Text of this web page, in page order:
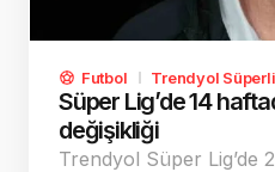
Futbol Trendyol
Süper Lig’de 14
değişikliği
Trendyol Süper Lig’de